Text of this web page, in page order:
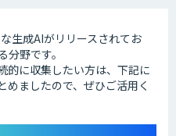
生成AIがリリースされてお
野です。
的に収集したい方は、下記に
めましたので、ぜひご活用く